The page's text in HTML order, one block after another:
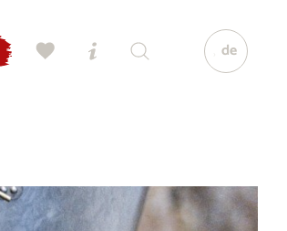
de